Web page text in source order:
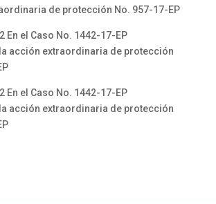
de protección No. 957-17-EP
En el Caso No. 1442-17-EP
acción extraordinaria de protección
En el Caso No. 1442-17-EP
acción extraordinaria de protección